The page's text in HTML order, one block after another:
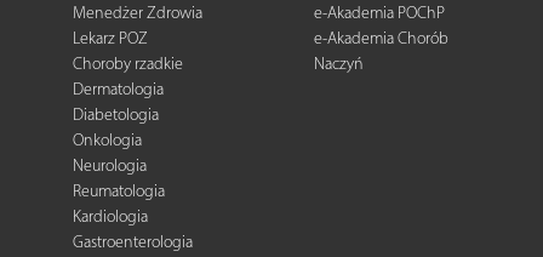
Menedżer Zdrowia
Lekarz POZ
Choroby rzadkie
Dermatologia
Diabetologia
Onkologia
Neurologia
Reumatologia
Kardiologia
Gastroenterologia
e-Akademia POChP
e-Akademia Chorób
Naczyń